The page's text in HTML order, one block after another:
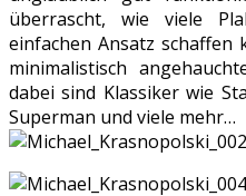
überrascht, wie viele
einfachen Ansatz schaffen
minimalistisch
dabei sind Klassiker wie
Superman und viele mehr…